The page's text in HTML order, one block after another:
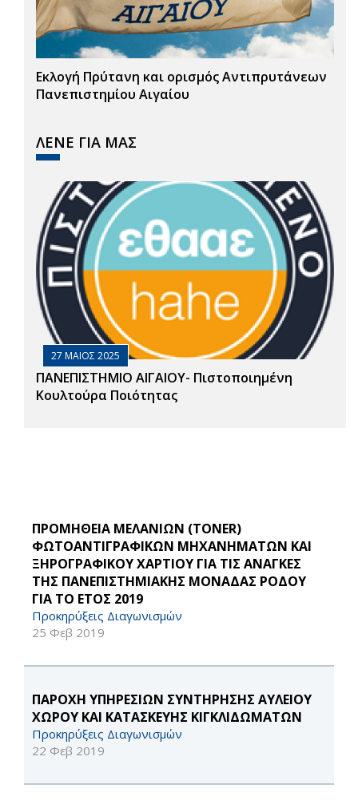
Εκλογή Πρύτανη και ορισμός Αντιπρυτάνεων
Πανεπιστημίου Αιγαίου
ΛΕΝΕ ΓΙΑ ΜΑΣ
27 ΜΑΙΟΣ 2025
ΠΑΝΕΠΙΣΤΗΜΙΟ ΑΙΓΑΙΟΥ- Πιστοποιημένη
Κουλτούρα Ποιότητας
ΠΡΟΜΗΘΕΙΑ ΜΕΛΑΝΙΩΝ (TONER)
ΦΩΤΟΑΝΤΙΓΡΑΦΙΚΩΝ ΜΗΧΑΝΗΜΑΤΩΝ ΚΑΙ
ΞΗΡΟΓΡΑΦΙΚΟΥ ΧΑΡΤΙΟΥ ΓΙΑ ΤΙΣ ΑΝΑΓΚΕΣ
ΤΗΣ ΠΑΝΕΠΙΣΤΗΜΙΑΚΗΣ ΜΟΝΑΔΑΣ ΡΟΔΟΥ
ΓΙΑ ΤΟ ΕΤΟΣ 2019
Προκηρύξεις Διαγωνισμών
25 Φεβ 2019
ΠΑΡΟΧΗ ΥΠΗΡΕΣΙΩΝ ΣΥΝΤΗΡΗΣΗΣ ΑΥΛΕΙΟΥ
ΧΩΡΟΥ ΚΑΙ ΚΑΤΑΣΚΕΥΗΣ ΚΙΓΚΛΙΔΩΜΑΤΩΝ
Προκηρύξεις Διαγωνισμών
22 Φεβ 2019